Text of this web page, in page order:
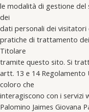
le modalità di gestione
dei
dati personali dei visitatori
pratiche di trattamento
Titolare
tramite questo sito. Si
artt. 13 e 14 Regolamento
coloro che
interagiscono con i servizi
Palomino Jaimes Giovana